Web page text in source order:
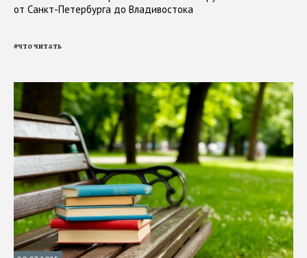
от Санкт-Петербурга до Владивостока
#что читать